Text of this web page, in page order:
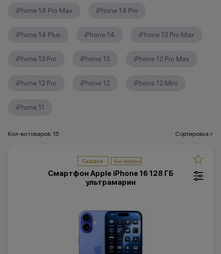
iPhone 14 Pro Max iPhone 14 Pro
iPhone 14 Plus iPhone 14 iPhone 13 Pro Max
iPhone 13 Pro iPhone 13 iPhone 12 Pro Max
iPhone 12 Pro iPhone 12 iPhone 12 Mini
iPhone 11
Кол-во товаров: 15 Сортировка>
Скидка
Смартфон Apple iPhone 16 128 ГБ
ультрамарин